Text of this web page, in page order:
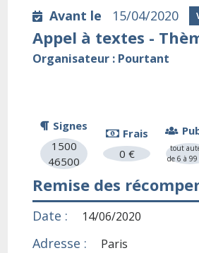
Avant le 15/04/2020
Appel à textes -
Organisateur : Pourtant
Signes
1500
46500
Frais
0 €
tout
de 6 à
Remise des
Date : 14/06/2020
Adresse : Paris